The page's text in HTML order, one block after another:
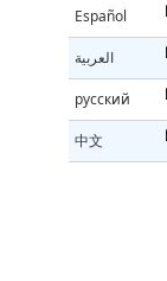
Español
العربية
русский
中文